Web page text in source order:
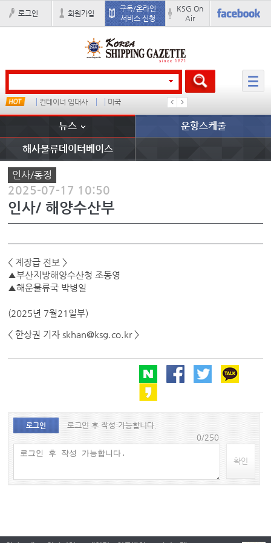
로그인 회원가입
구독/온라인
서비스 신청
KSG On
Air
컨테이너 임대사 미국 1
뉴스 운항스케줄
해사물류데이터베이스
인사/동정
2025-07-17 10:50
인사/ 해양수산부
< 계장급 전보 >
▲부산지방해양수산청 조동영
▲해운물류국 박병일
(2025년 7월21일부)
< 한상권 기자 skhan@ksg.co.kr >
로그인
로그인 후 작성 가능합니다.
0/250
확인